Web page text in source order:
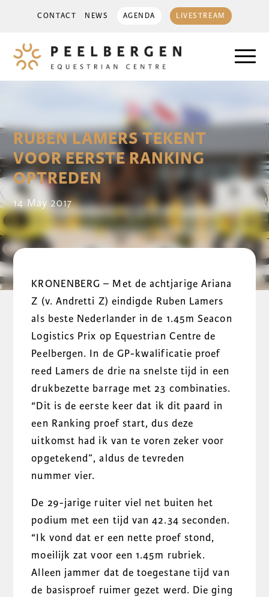
CONTACT NEWS AGENDA LIVESTREAM
RUBEN LAMERS TEKENT
VOOR EERSTE RANKING
OPTREDEN
14 May 2017
KRONENBERG – Met de achtjarige Ariana
Z (v. Andretti Z) eindigde Ruben Lamers
als beste Nederlander in de 1.45m Seacon
Logistics Prix op Equestrian Centre de
Peelbergen. In de GP-kwalificatie proef
reed Lamers de drie na snelste tijd in een
drukbezette barrage met 23 combinaties.
“Dit is de eerste keer dat ik dit paard in
een Ranking proef start, dus deze
uitkomst had ik van te voren zeker voor
opgetekend”, aldus de tevreden
nummer vier.
De 29-jarige ruiter viel net buiten het
podium met een tijd van 42.34 seconden.
“Ik vond dat er een nette proef stond,
moeilijk zat voor een 1.45m rubriek.
Alleen jammer dat de toegestane tijd van
de basisproef ruimer gezet werd. Die ging